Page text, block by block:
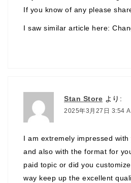
If you know of any please
I saw similar article here:
Stan Store より:
2025年3月27日 3:54
I am extremely impressed
and also with the format for
paid topic or did you
way keep up the excellent